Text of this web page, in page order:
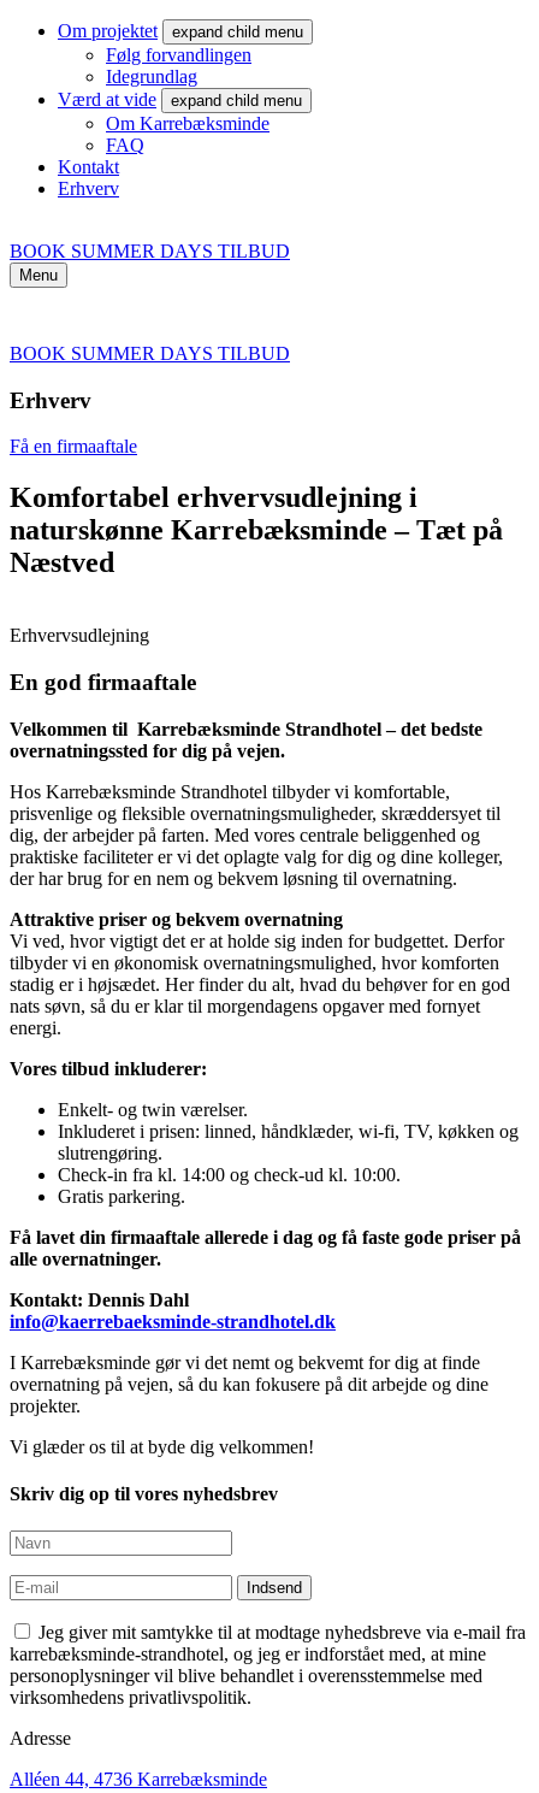
Om projektet expand child menu
Følg forvandlingen
Idegrundlag
Værd at vide
expand child menu
Om Karrebæksminde
FAQ
Kontakt
Erhverv
BOOK SUMMER DAYS TILBUD
Menu
BOOK SUMMER DAYS TILBUD
Erhverv
Få en firmaaftale
Komfortabel erhvervsudlejning i
naturskønne Karrebæksminde – Tæt på
Næstved
Erhvervsudlejning
En god firmaaftale
Velkommen til Karrebæksminde Strandhotel – det bedste
overnatningssted for dig på vejen.
Hos Karrebæksminde Strandhotel tilbyder vi komfortable,
prisvenlige og fleksible overnatningsmuligheder, skræddersyet til
dig, der arbejder på farten. Med vores centrale beliggenhed og
praktiske faciliteter er vi det oplagte valg for dig og dine kolleger,
der har brug for en nem og bekvem løsning til overnatning.
Attraktive priser og bekvem overnatning
Vi ved, hvor vigtigt det er at holde sig inden for budgettet. Derfor
tilbyder vi en økonomisk overnatningsmulighed, hvor komforten
stadig er i højsædet. Her finder du alt, hvad du behøver for en god
nats søvn, så du er klar til morgendagens opgaver med fornyet
energi.
Vores tilbud inkluderer:
Enkelt- og twin værelser.
Inkluderet i prisen: linned, håndklæder, wi-fi, TV, køkken og
slutrengøring.
Check-in fra kl. 14:00 og check-ud kl. 10:00.
Gratis parkering.
Få lavet din firmaaftale allerede i dag og få faste gode priser på
alle overnatninger.
Kontakt: Dennis Dahl
info@kaerrebaeksminde-strandhotel.dk
I Karrebæksminde gør vi det nemt og bekvemt for dig at finde
overnatning på vejen, så du kan fokusere på dit arbejde og dine
projekter.
Vi glæder os til at byde dig velkommen!
Skriv dig op til vores nyhedsbrev
Indsend
Jeg giver mit samtykke til at modtage nyhedsbreve via e-mail fra
karrebæksminde-strandhotel, og jeg er indforstået med, at mine
personoplysninger vil blive behandlet i overensstemmelse med
virksomhedens privatlivspolitik.
Adresse
Alléen 44, 4736 Karrebæksminde